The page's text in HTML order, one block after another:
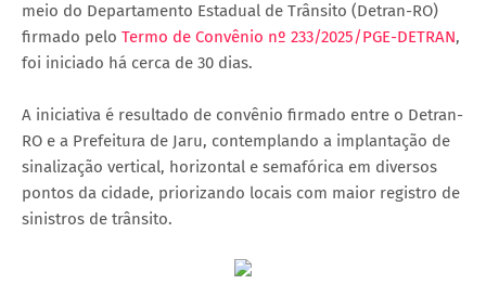
meio do Departamento Estadual de Trânsito (Detran-RO)
firmado pelo Termo de Convênio nº 233/2025/PGE-DETRAN,
foi iniciado há cerca de 30 dias.
A iniciativa é resultado de convênio firmado entre o Detran-
RO e a Prefeitura de Jaru, contemplando a implantação de
sinalização vertical, horizontal e semafórica em diversos
pontos da cidade, priorizando locais com maior registro de
sinistros de trânsito.